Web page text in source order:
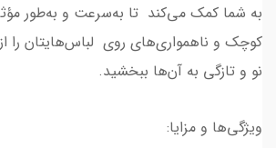
به شما کمک می‌کند تا به‌سرعت و به‌طور مؤثر
کوچک و ناهمواری‌های روی لباس‌هایتان را
نو و تازگی به آن‌ها ببخشید.
ویژگی‌ها و مزایا: